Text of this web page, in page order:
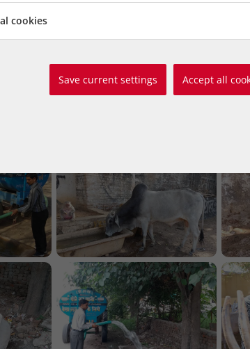
cookies
Save current settings Accept all